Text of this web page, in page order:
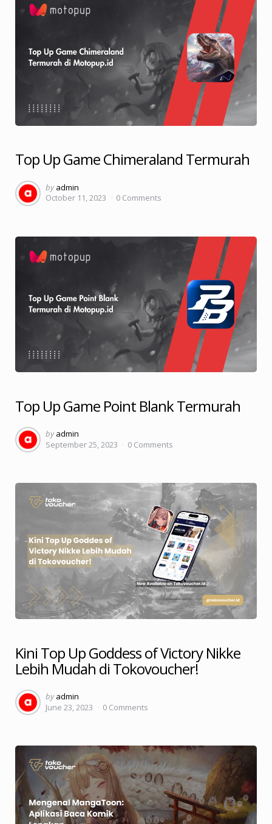
Top Up Game Chimeraland Termurah
Posted
by
by admin
October 11, 2023
0 Comments
Top Up Game Point Blank Termurah
Posted
by
by admin
September 25, 2023
0 Comments
Kini Top Up Goddess of Victory Nikke
Lebih Mudah di Tokovoucher!
Posted
by
by admin
June 23, 2023
0 Comments